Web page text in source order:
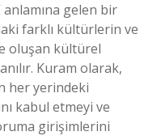
gelen bir
farklı kültürlerin ve
oluşan kültürel
Kuram olarak,
her yerindeki
kabul etmeyi ve
girişimlerini